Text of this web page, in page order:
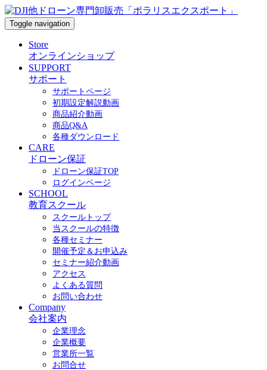
Toggle navigation
Store
オンラインショップ
SUPPORT
サポート
サポートページ
初期設定解説動画
商品紹介動画
商品Q&A
各種ダウンロード
CARE
ドローン保証
ドローン保証TOP
ログインページ
SCHOOL
教育スクール
スクールトップ
当スクールの特徴
各種セミナー
開催予定＆お申込み
セミナー紹介動画
アクセス
よくある質問
お問い合わせ
Company
会社案内
企業理念
企業概要
営業所一覧
お問合せ